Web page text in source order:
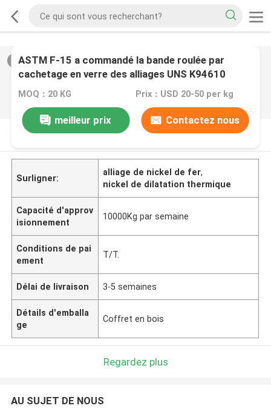
/0
ASTM F-15 a commandé la bande roulée par
cachetage en verre des alliages UNS K94610
d'expansion
MOQ：20 KG Prix：USD 20-50 per kg
meilleur prix
Contactez nous
DESCRIPTION DE PRODUIT
Surligner:
alliage de nickel de fer,
nickel de dilatation thermique
Capacité d'approv
isionnement
10000Kg par semaine
Conditions de pai
ement
T/T.
Délai de livraison 3-5 semaines
Détails d'emballa
ge
Coffret en bois
Regardez plus
AU SUJET DE NOUS